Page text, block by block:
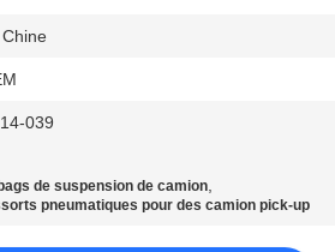
039
de suspension de camion,
pneumatiques pour des camion pick-up